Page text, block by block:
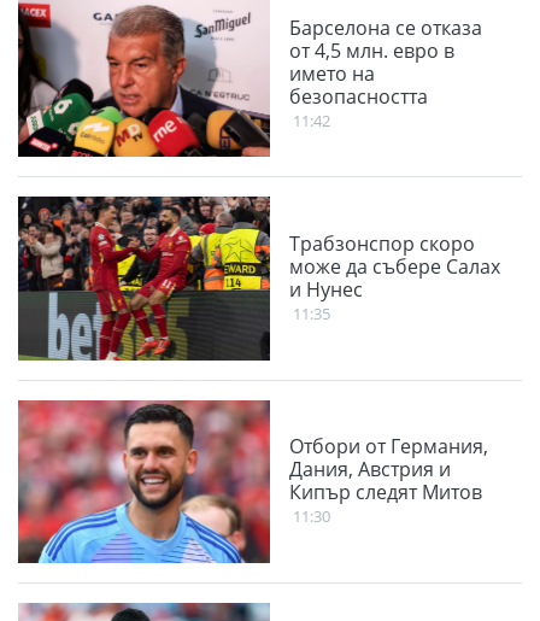
Барселона се отказа
от 4,5 млн. евро в
името на
безопасността
11:42
Трабзонспор скоро
може да събере Салах
и Нунес
11:35
Отбори от Германия,
Дания, Австрия и
Кипър следят Митов
11:30